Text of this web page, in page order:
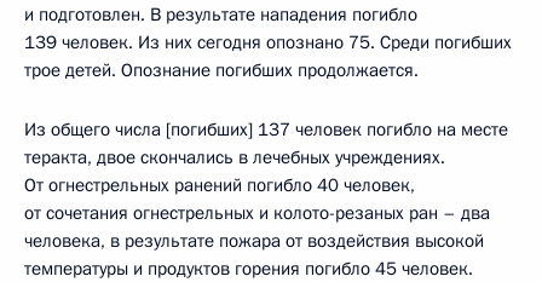
и подготовлен. В результате нападения погибло
139 человек. Из них сегодня опознано 75. Среди погибших
трое детей. Опознание погибших продолжается.
Из общего числа [погибших] 137 человек погибло на месте
теракта, двое скончались в лечебных учреждениях.
От огнестрельных ранений погибло 40 человек,
от сочетания огнестрельных и колото-резаных ран – два
человека, в результате пожара от воздействия высокой
температуры и продуктов горения погибло 45 человек.